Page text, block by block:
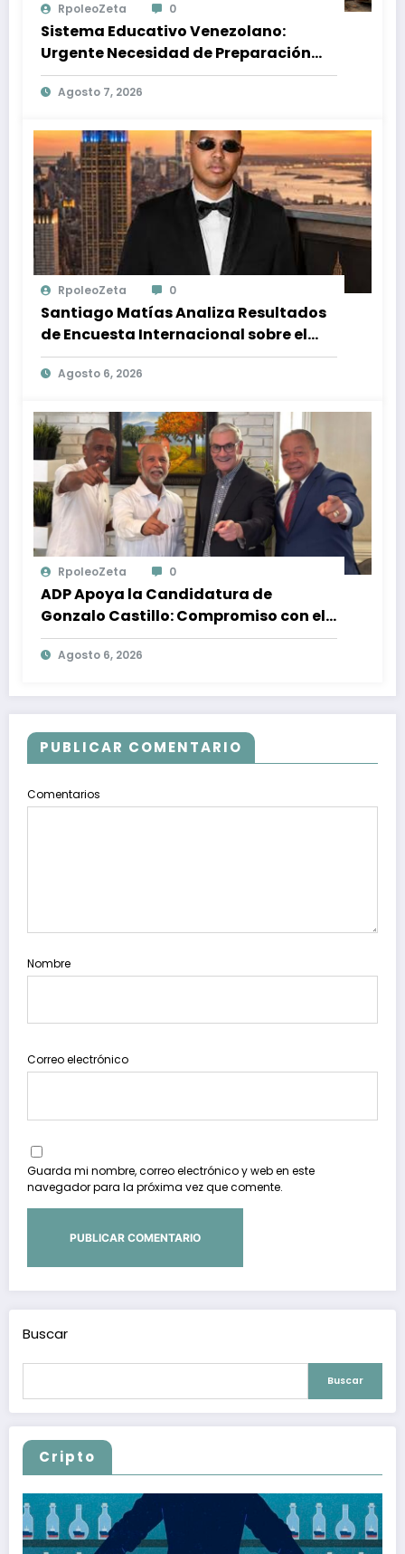
RpoleoZeta 0
Sistema Educativo Venezolano:
Urgente Necesidad de Preparación
Ante Desastres Naturales
Agosto 7, 2026
RpoleoZeta 0
Santiago Matías Analiza Resultados
de Encuesta Internacional sobre el
Panorama Político en República
Dominicana: Tendencias y Opiniones
Agosto 6, 2026
RpoleoZeta 0
ADP Apoya la Candidatura de
Gonzalo Castillo: Compromiso con el
Desarrollo Nacional y la Participación
Política
Agosto 6, 2026
PUBLICAR COMENTARIO
Comentarios
Nombre
Correo electrónico
Guarda mi nombre, correo electrónico y web en este
navegador para la próxima vez que comente.
Buscar
Buscar
Cripto